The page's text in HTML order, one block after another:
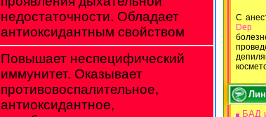
недостаточности. Обладает
антиоксидантным свойством
Повышает неспецифический
иммунитет. Оказывает
противовоспалительное,
антиоксидантное,
С
Dep
БАД